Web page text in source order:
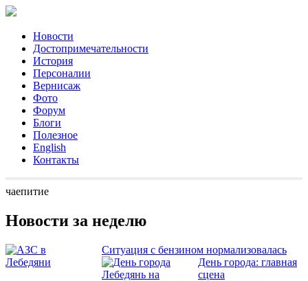
Новости
Достопримечательности
История
Персоналии
Вернисаж
Фото
Форум
Блоги
Полезное
English
Контакты
чаепитие
Новости за неделю
Ситуация с бензином нормализовалась
День города: главная
сцена